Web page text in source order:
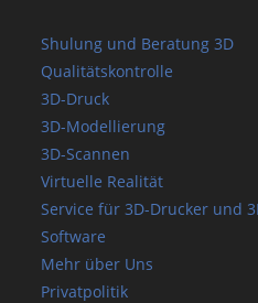
Shulung und Beratung 3D
Qualitätskontrolle
3D-Druck
3D-Modellierung
3D-Scannen
Virtuelle Realität
Service für 3D-Drucker und
Software
Mehr über Uns
Privatpolitik